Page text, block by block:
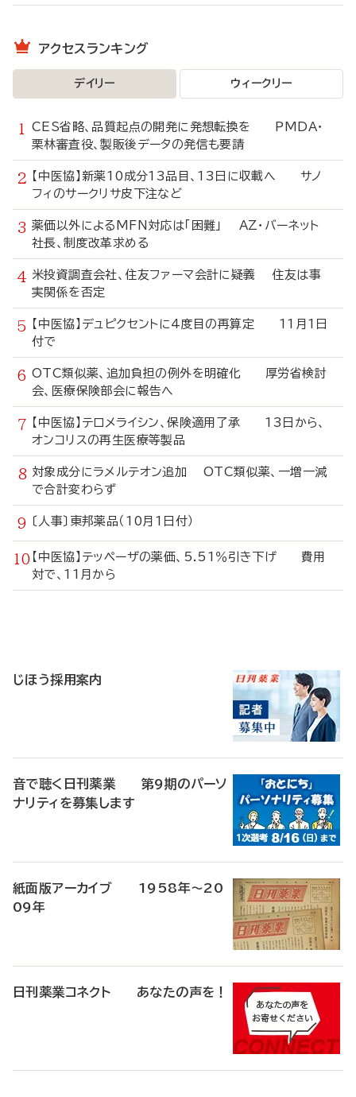
アクセスランキング
デイリー ウィークリー
CES省略、品質起点の開発に発想転換を PMDA・
栗林審査役、製販後データの発信も要請
【中医協】新薬10成分13品目、13日に収載へ サノ
フィのサークリサ皮下注など
薬価以外によるMFN対応は「困難」 AZ・バーネット
社長、制度改革求める
米投資調査会社、住友ファーマ会計に疑義 住友は事
実関係を否定
【中医協】デュピクセントに4度目の再算定 11月1日
付で
OTC類似薬、追加負担の例外を明確化 厚労省検討
会、医療保険部会に報告へ
【中医協】テロメライシン、保険適用了承 13日から、
オンコリスの再生医療等製品
対象成分にラメルテオン追加 OTC類似薬、一増一減
で合計変わらず
〔人事〕東邦薬品（10月1日付）
【中医協】テッペーザの薬価、5.51％引き下げ 費用
対で、11月から
じほう採用案内
音で聴く日刊薬業 第9期のパーソ
ナリティを募集します
紙面版アーカイブ 1958年～20
09年
日刊薬業コネクト あなたの声を！